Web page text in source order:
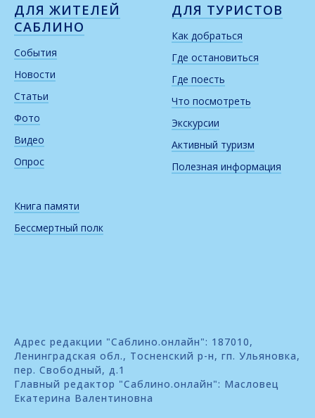
ДЛЯ ЖИТЕЛЕЙ
САБЛИНО
События
Новости
Статьи
Фото
Видео
Опрос
Книга памяти
Бессмертный полк
ДЛЯ ТУРИСТОВ
Как добраться
Где остановиться
Где поесть
Что посмотреть
Экскурсии
Активный туризм
Полезная информация
Адрес редакции "Саблино.онлайн": 187010,
Ленинградская обл., Тосненский р-н, гп. Ульяновка,
пер. Свободный, д.1
Главный редактор "Саблино.онлайн": Масловец
Екатерина Валентиновна